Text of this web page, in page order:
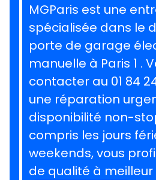
MGParis est une
spécialisée dans le
porte de garage
manuelle à Paris 1 .
contacter au 01 84
une réparation
disponibilité non-
compris les jours
weekends, vous
de qualité à meilleur